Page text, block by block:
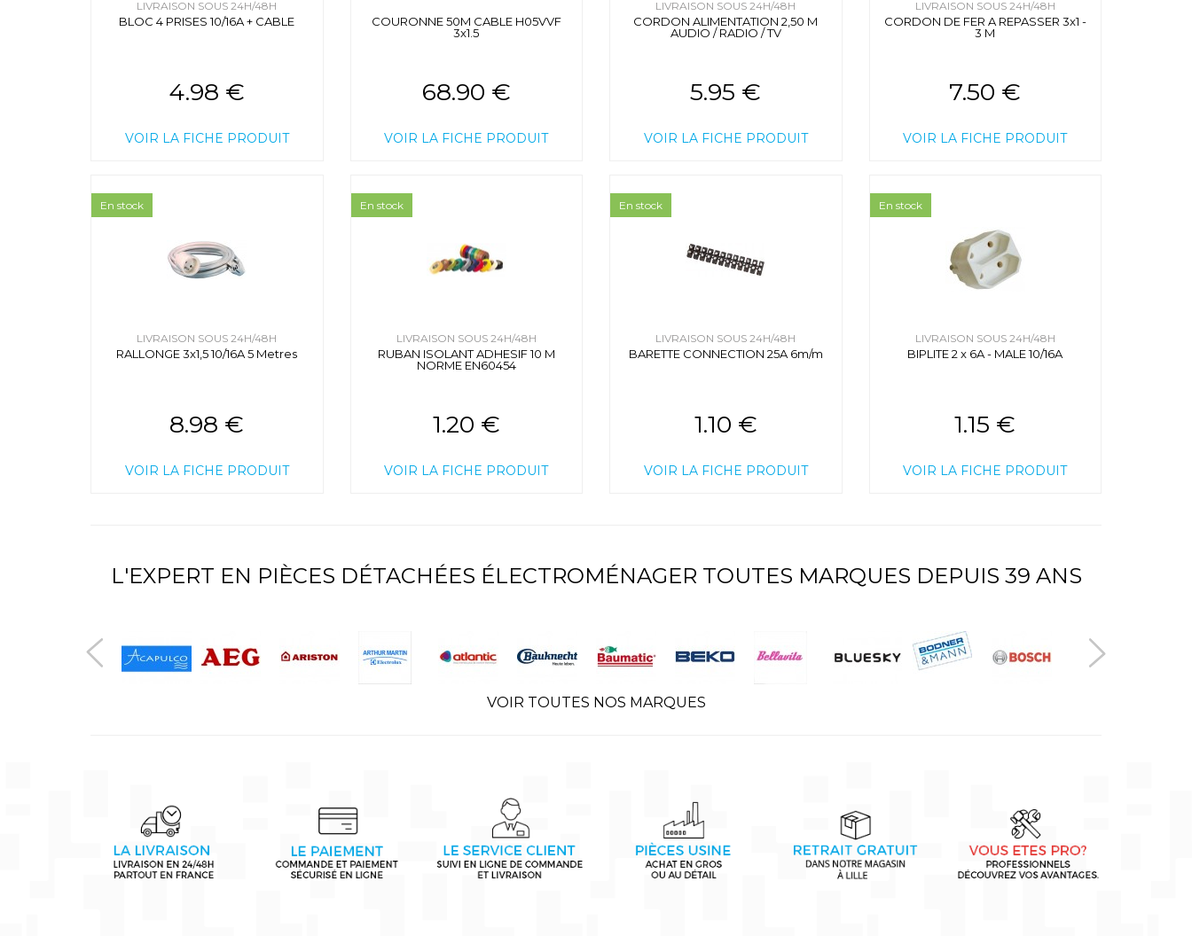
LIVRAISON SOUS 24H/48H
BLOC 4 PRISES 10/16A + CABLE
4.98 €
VOIR LA FICHE PRODUIT
COURONNE 50M CABLE H05VVF
3x1.5
68.90 €
VOIR LA FICHE PRODUIT
LIVRAISON SOUS 24H/48H
CORDON ALIMENTATION 2,50 M
AUDIO / RADIO / TV
5.95 €
VOIR LA FICHE PRODUIT
LIVRAISON SOUS 24H/48H
CORDON DE FER A REPASSER 3x1 -
3 M
7.50 €
VOIR LA FICHE PRODUIT
LIVRAISON SOUS 24H/48H
RALLONGE 3x1,5 10/16A 5 Metres
8.98 €
VOIR LA FICHE PRODUIT
En stock
LIVRAISON SOUS 24H/48H
RUBAN ISOLANT ADHESIF 10 M
NORME EN60454
1.20 €
VOIR LA FICHE PRODUIT
En stock
LIVRAISON SOUS 24H/48H
BARETTE CONNECTION 25A 6m/m
1.10 €
VOIR LA FICHE PRODUIT
En stock
LIVRAISON SOUS 24H/48H
BIPLITE 2 x 6A - MALE 10/16A
1.15 €
VOIR LA FICHE PRODUIT
En stock
L'EXPERT EN PIÈCES DÉTACHÉES ÉLECTROMÉNAGER TOUTES MARQUES DEPUIS 39 ANS
VOIR TOUTES NOS MARQUES